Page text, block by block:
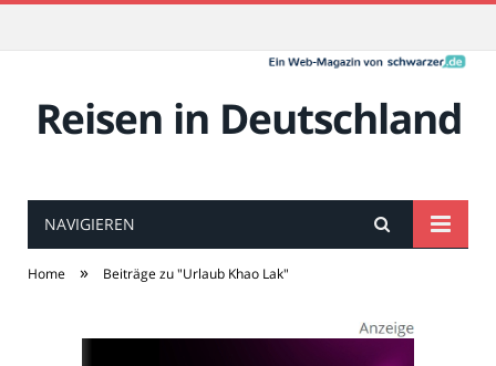
Reisen in Deutschland
NAVIGIEREN
Home » Beiträge zu "Urlaub Khao Lak"